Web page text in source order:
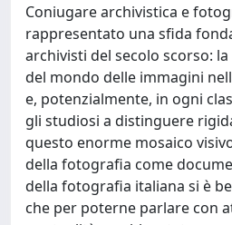
Coniugare archivistica e
rappresentato una sfida
archivisti del secolo scorso:
del mondo delle immagini
e, potenzialmente, in ogni
gli studiosi a distinguere
questo enorme mosaico
della fotografia come
della fotografia italiana si è
che per poterne parlare con